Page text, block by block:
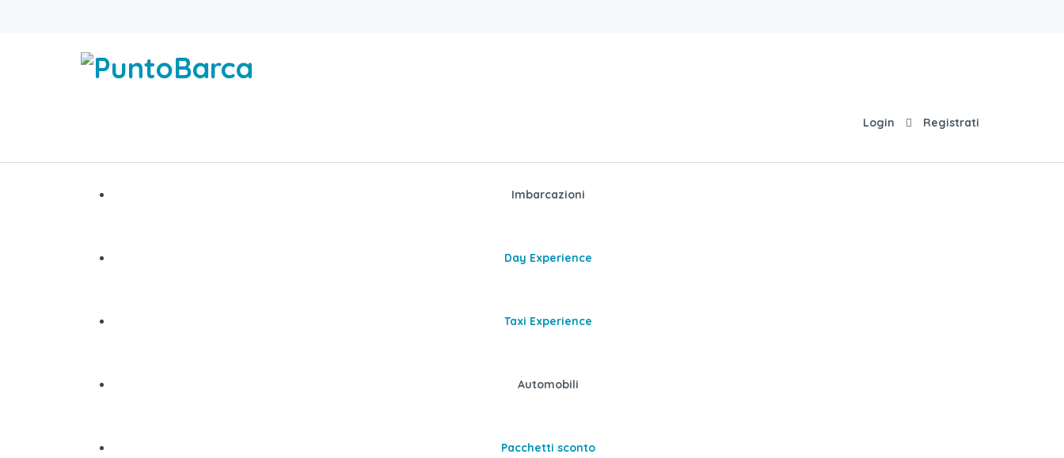
Login Registrati
Imbarcazioni
Day Experience
Taxi Experience
Automobili
Pacchetti sconto